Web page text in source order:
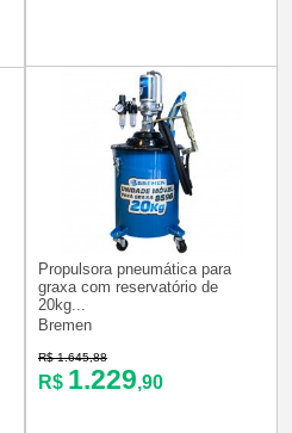
Propulsora pneumática para
graxa com reservatório de
20kg...
Bremen
R$ 1.645,88
R$ 1.229,90